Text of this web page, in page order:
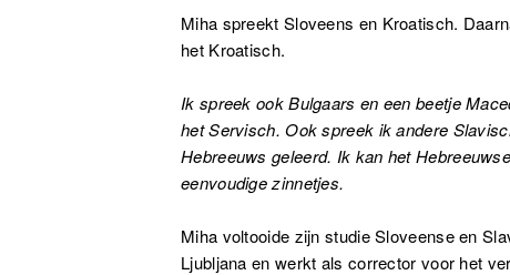
Miha spreekt Sloveens en Kroatisch.
het Kroatisch.
Ik spreek ook Bulgaars en een beetje
het Servisch. Ook spreek ik andere
Hebreeuws geleerd. Ik kan het
eenvoudige zinnetjes.
Miha voltooide zijn studie Sloveense en
Ljubljana en werkt als corrector voor het